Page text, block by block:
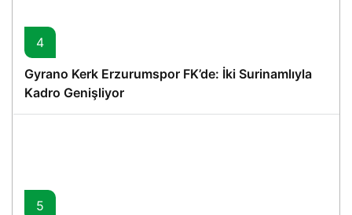
4
Gyrano Kerk Erzurumspor FK’de: İki Surinamlıyla
Kadro Genişliyor
5